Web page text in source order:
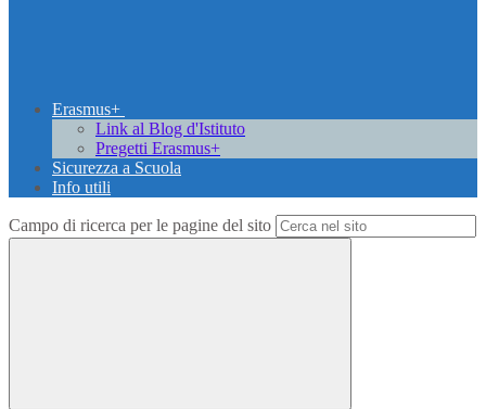
Erasmus+
Link al Blog d'Istituto
Pregetti Erasmus+
Sicurezza a Scuola
Info utili
Campo di ricerca per le pagine del sito